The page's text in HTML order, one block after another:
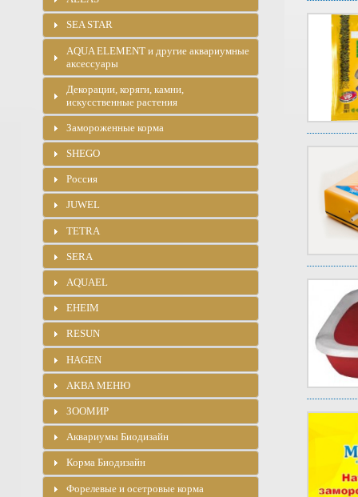
SEA STAR
AQUA ELEMENT и другие аквариумные
аксессуары
Декорации, коряги, камни,
искусственные растения
Замороженные корма
SHEGO
Россия
JUWEL
TETRA
SERA
AQUAEL
EHEIM
RESUN
HAGEN
АКВА МЕНЮ
ЗООМИР
Аквариумы Биодизайн
Корма Биодизайн
Форелевые и осетровые корма